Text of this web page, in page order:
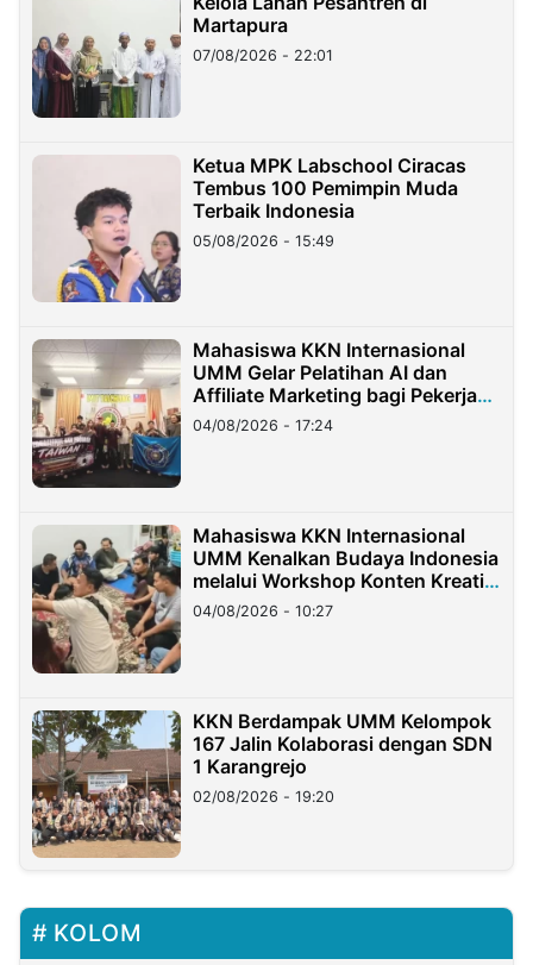
Martapura
07/08/2026 - 22:01
Ketua MPK Labschool Ciracas
Tembus 100 Pemimpin Muda
Terbaik Indonesia
05/08/2026 - 15:49
Mahasiswa KKN Internasional
UMM Gelar Pelatihan AI dan
Affiliate Marketing bagi Pekerja
Migran Indonesia di Taiwan
04/08/2026 - 17:24
Mahasiswa KKN Internasional
UMM Kenalkan Budaya Indonesia
melalui Workshop Konten Kreatif
di Taiwan
04/08/2026 - 10:27
KKN Berdampak UMM Kelompok
167 Jalin Kolaborasi dengan SDN
1 Karangrejo
02/08/2026 - 19:20
KOLOM